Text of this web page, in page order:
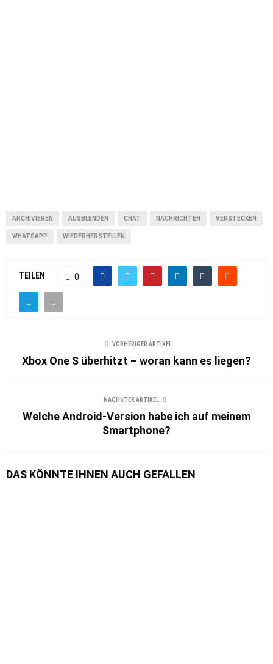
ARCHIVIEREN AUSBLENDEN CHAT NACHRICHTEN VERSTECKEN
WHATSAPP WIEDERHERSTELLEN
TEILEN 0
VORHERIGER ARTIKEL
Xbox One S überhitzt – woran kann es liegen?
NÄCHSTER ARTIKEL
Welche Android-Version habe ich auf meinem
Smartphone?
DAS KÖNNTE IHNEN AUCH GEFALLEN